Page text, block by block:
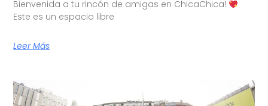
Bienvenida a tu rincón de amigas en ChicaChica!
Este es un espacio libre
Leer Más